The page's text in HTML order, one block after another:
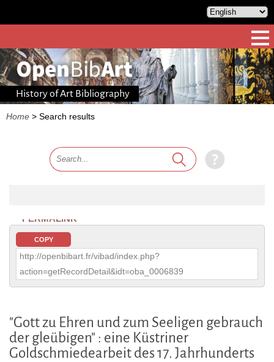
History of Art Bibliography
Home > Search results
PERMALINK
COPY
http://openbibart.fr/vibad/index.php?
action=getRecordDetail&idt=oba_0006839
"Gott zu Ehren und zum Seeligen gebrauch
der gleübigen" : eine Küstriner
Goldschmiedearbeit des 17. Jahrhunderts